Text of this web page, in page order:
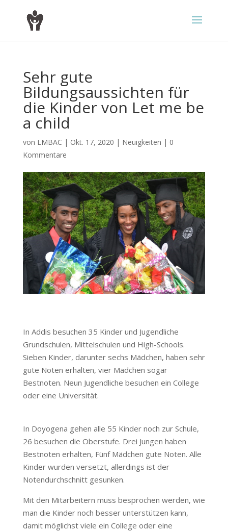
Sehr gute
Bildungsaussichten für
die Kinder von Let me be
a child
von LMBAC | Okt. 17, 2020 | Neuigkeiten | 0
Kommentare
In Addis besuchen 35 Kinder und Jugendliche
Grundschulen, Mittelschulen und High-Schools.
Sieben Kinder, darunter sechs Mädchen, haben sehr
gute Noten erhalten, vier Mädchen sogar
Bestnoten. Neun Jugendliche besuchen ein College
oder eine Universität.
In Doyogena gehen alle 55 Kinder noch zur Schule,
26 besuchen die Oberstufe. Drei Jungen haben
Bestnoten erhalten, Fünf Mädchen gute Noten. Alle
Kinder wurden versetzt, allerdings ist der
Notendurchschnitt gesunken.
Mit den Mitarbeitern muss besprochen werden, wie
man die Kinder noch besser unterstützen kann,
damit möglichst viele ein College oder eine